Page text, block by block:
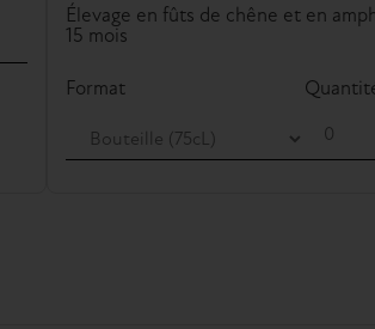
Élevage en fûts de chêne et en
15 mois
Format